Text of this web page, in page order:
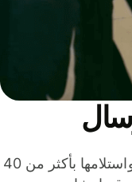
وفّر المال عند إرسال الأموال وإنفاقها واستلامها بأكثر من 40